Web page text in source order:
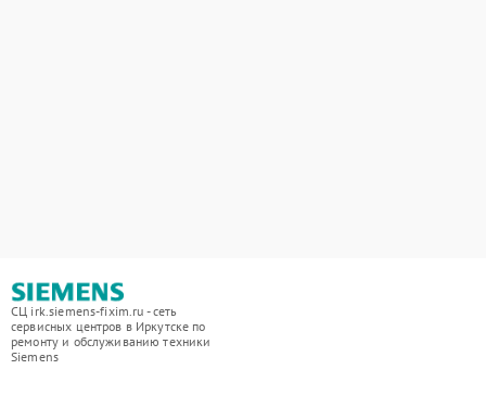
СЦ irk.siemens-fixim.ru - сеть
сервисных центров в Иркутске по
ремонту и обслуживанию техники
Siemens